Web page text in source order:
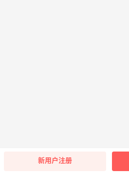
新用户注册